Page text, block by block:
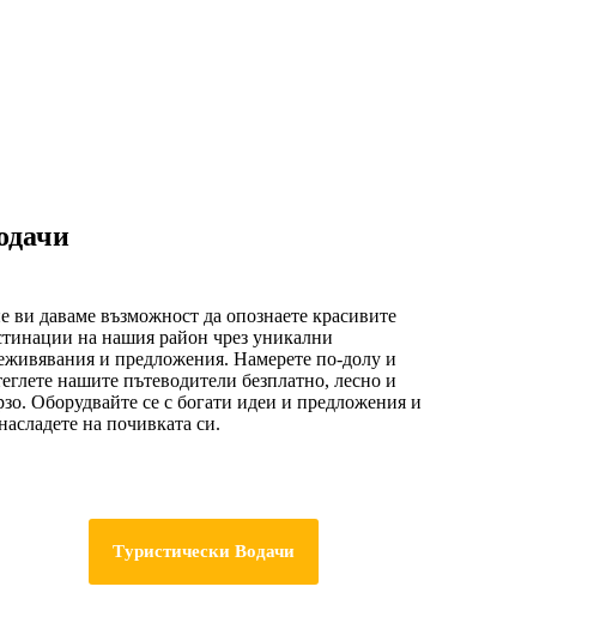
ви даваме възможност да опознаете красивите
на нашия район чрез уникални
и предложения. Намерете по-долу и
нашите пътеводители безплатно, лесно и
Оборудвайте се с богати идеи и предложения и
на почивката си.
Τуристически Βодачи